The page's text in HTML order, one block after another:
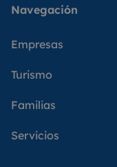
Navegación
Empresas
Turismo
Familias
Servicios